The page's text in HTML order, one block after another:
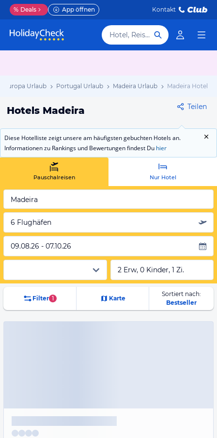
% Deals App öffnen Kontakt
Hotel, Reiseziel
Europa Urlaub Portugal Urlaub Madeira Urlaub Madeira Hotels
Hotels Madeira Teilen
Diese Hotelliste zeigt unsere am häufigsten gebuchten Hotels an.
Informationen zu Rankings und Bewertungen findest Du hier
Pauschalreisen Nur Hotel
Madeira
6 Flughäfen
09.08.26 - 07.10.26
2 Erw, 0 Kinder, 1 Zi.
Filter 1 Karte
Sortiert nach:
Bestseller